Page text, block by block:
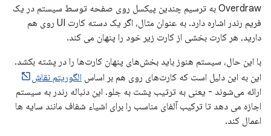
Overdraw به ترسیم چندین پیکسل روی صفحه توسط سیستم در یک
فریم رندر اشاره دارد. به عنوان مثال، اگر یک دسته کارت UI روی هم
دارید، هر کارت بخشی از کارت زیر خود را پنهان می کند.
با این حال، سیستم هنوز باید بخش‌های پنهان کارت‌ها را در پشته بکشد.
این به این دلیل است که کارت‌های روی هم بر اساس الگوریتم نقاش
ارائه می‌شوند - یعنی به ترتیب پشت به جلو. این دنباله رندر به سیستم
اجازه می دهد تا ترکیب آلفای مناسب را برای اشیاء شفاف مانند سایه ها
اعمال کند.